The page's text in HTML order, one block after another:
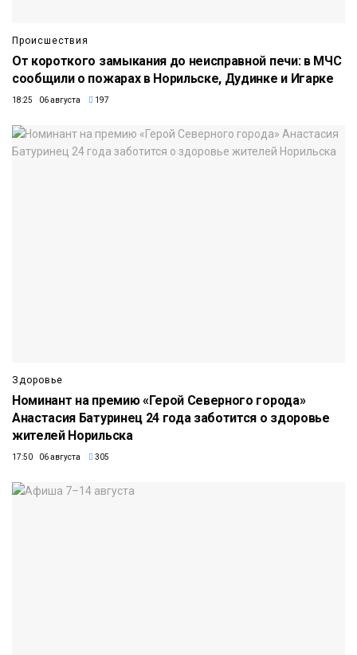
Происшествия
От короткого замыкания до неисправной печи: в МЧС
сообщили о пожарах в Норильске, Дудинке и Игарке
18:25 06 августа 197
Здоровье
Номинант на премию «Герой Северного города»
Анастасия Батуринец 24 года заботится о здоровье
жителей Норильска
17:50 06 августа 305